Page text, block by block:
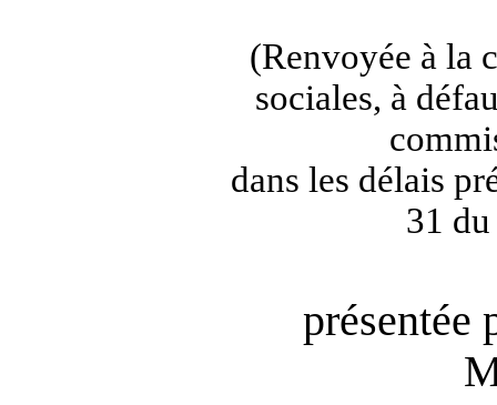
(Renvoyée à la
sociales, à
dans les délais
31
présentée